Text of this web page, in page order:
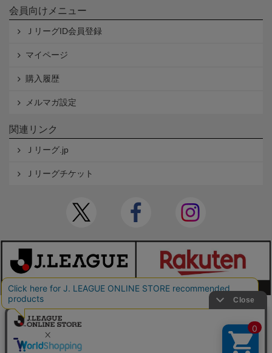
会員向けメニュー
ＪリーグID会員登録
マイページ
購入履歴
メルマガ設定
関連リンク
Ｊリーグ.jp
Ｊリーグチケット
本サイトで使用している文章・画像等の無断での複製・転載を禁止します。
© JAPAN PROFESSIONAL FOOTBALL LEAGUE Rakuten Group, Inc. ALL RIGHTS RE